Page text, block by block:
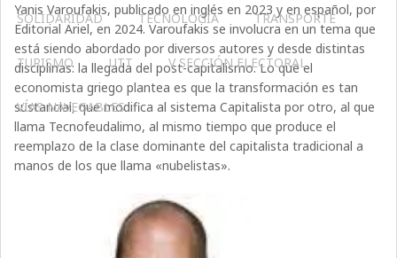
SOLIDARIDAD TECNOLOGÍA TRANSPORTE
TURISMO UTT V SECCIÓN ELECTORAL
VÍAS NAVEGABLES
Yanis Varoufakis, publicado en inglés en 2023 y en español, por
Editorial Ariel, en 2024. Varoufakis se involucra en un tema que
está siendo abordado por diversos autores y desde distintas
disciplinas: la llegada del post-capitalismo. Lo que el
economista griego plantea es que la transformación es tan
sustancial, que modifica al sistema Capitalista por otro, al que
llama Tecnofeudalimo, al mismo tiempo que produce el
reemplazo de la clase dominante del capitalista tradicional a
manos de los que llama «nubelistas».